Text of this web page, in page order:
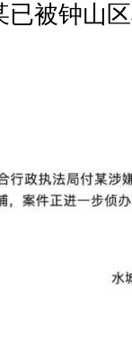
被钟山